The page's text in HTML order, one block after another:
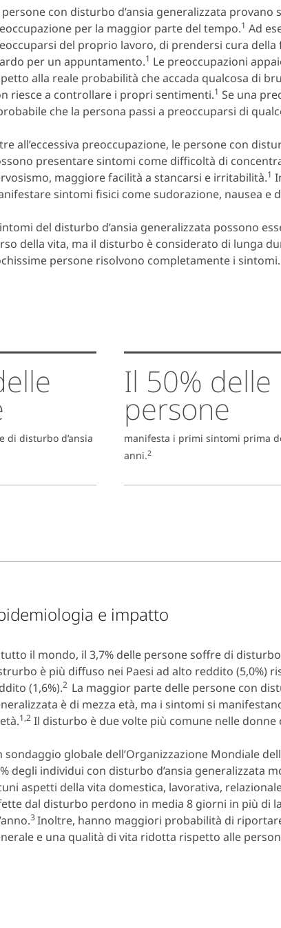
persone con disturbo d’ansia generalizzata provano
per la maggior parte del tempo.1 Ad
del proprio lavoro, di prendersi cura della
per un appuntamento.1 Le preoccupazioni
alla reale probabilità che accada qualcosa di
riesce a controllare i propri sentimenti.1 Se una
che la persona passi a preoccuparsi di
all’eccessiva preoccupazione, le persone con
presentare sintomi come difficoltà di
maggiore facilità a stancarsi e irritabilità.1
sintomi fisici come sudorazione, nausea e
del disturbo d’ansia generalizzata possono
della vita, ma il disturbo è considerato di lunga
persone risolvono completamente i sintomi.
di disturbo d’ansia
Il 50% delle
persone
manifesta i primi sintomi prima
anni.2
e impatto
il mondo, il 3,7% delle persone soffre di disturbo
è più diffuso nei Paesi ad alto reddito (5,0%)
(1,6%).2 La maggior parte delle persone con
è di mezza età, ma i sintomi si
1,2 Il disturbo è due volte più comune nelle donne
sondaggio globale dell’Organizzazione Mondiale
degli individui con disturbo d’ansia generalizzata
aspetti della vita domestica, lavorativa,
dal disturbo perdono in media 8 giorni in più di
3Inoltre, hanno maggiori probabilità di
e una qualità di vita ridotta rispetto alle